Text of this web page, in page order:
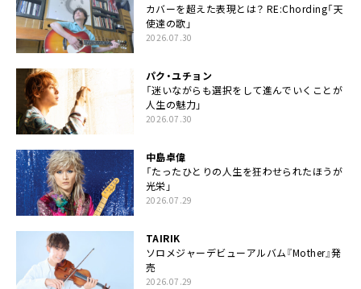
カバーを超えた表現とは？ RE:Chording「天
使達の歌」
2026.07.30
パク・ユチョン
「迷いながらも選択をして進んでいくことが
人生の魅力」
2026.07.30
中島卓偉
「たったひとりの人生を狂わせられたほうが
光栄」
2026.07.29
TAIRIK
ソロメジャーデビューアルバム『Mother』発
売
2026.07.29